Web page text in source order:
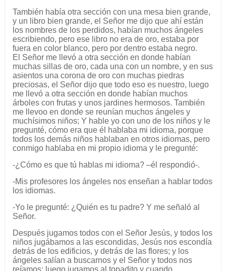
También había otra sección con una mesa bien grande,
y un libro bien grande, el Señor me dijo que ahí están
los nombres de los perdidos, habían muchos ángeles
escribiendo, pero ese libro no era de oro, estaba por
fuera en color blanco, pero por dentro estaba negro.
El Señor me llevó a otra sección en donde habían
muchas sillas de oro, cada una con un nombre, y en sus
asientos una corona de oro con muchas piedras
preciosas, el Señor dijo que todo eso es nuestro, luego
me llevó a otra sección en donde habían muchos
árboles con frutas y unos jardines hermosos. También
me llevoo en donde se reunían muchos ángeles y
muchísimos niños; Y hable yo con uno de los niños y le
pregunté, cómo era que él hablaba mi idioma, porque
todos los demás niños hablaban en otros idiomas, pero
conmigo hablaba en mi propio idioma y le pregunté:
-¿Cómo es que tú hablas mi idioma? –él respondió-.
-Mis profesores los ángeles nos enseñan a hablar todos
los idiomas.
-Yo le pregunté: ¿Quién es tu padre? Y me señaló al
Señor.
Después jugamos todos con el Señor Jesús, y todos los
niños jugábamos a las escondidas, Jesús nos escondía
detrás de los edificios, y detrás de las flores; y los
ángeles salían a buscarnos y el Señor y todos nos
reíamos; luego jugamos al topadito y cuando